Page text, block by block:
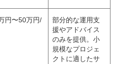
円〜50万円/
部分的な運用支
援やアドバイス
のみを提供。小
規模なプロジェ
クトに適したサ